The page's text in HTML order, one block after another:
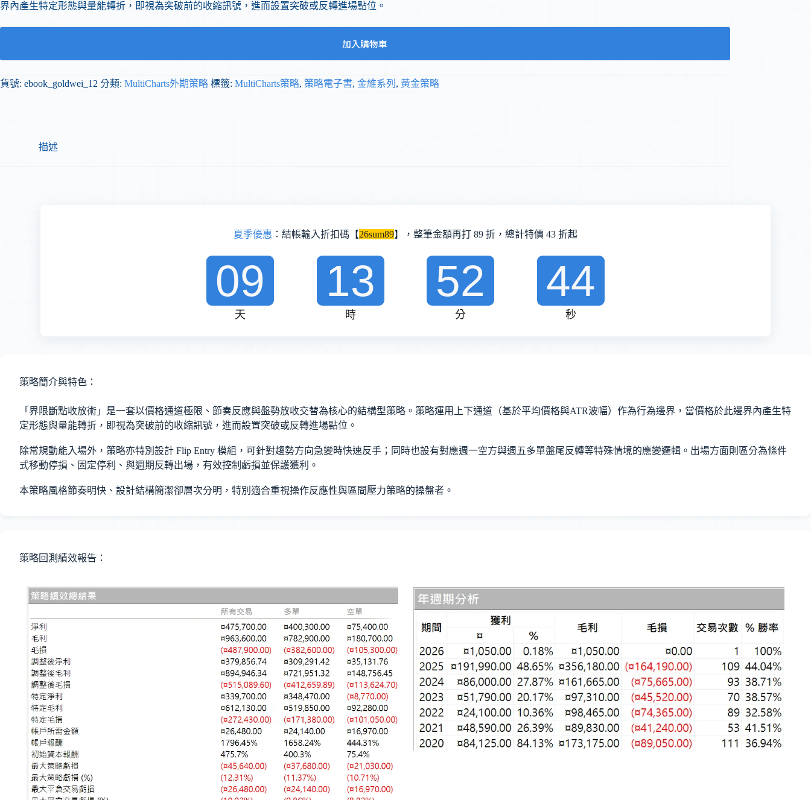
界內產生特定形態與量能轉折，即視為突破前的收縮訊號，進而設置突破或反轉進場點位。
加入購物車
貨號: ebook_goldwei_12 分類: MultiCharts外期策略 標籤: MultiCharts策略, 策略電子書, 金維系列 , 黃金策略
描述
夏季優惠 ：結帳輸入折扣碼【26sum89】，整筆金額再打 89 折，總計特價 43 折起
09
天
13
時
52
分
42
秒
策略簡介與特色：
「界限斷點收放術」是一套以價格通道極限、節奏反應與盤勢放收交替為核心的結構型策略。策略運用上下通道（基於平均價格與ATR波幅）作為行為邊界，當價格於此邊界內產生特
定形態與量能轉折，即視為突破前的收縮訊號，進而設置突破或反轉進場點位。
除常規動能入場外，策略亦特別設計 Flip Entry 模組，可針對趨勢方向急變時快速反手；同時也設有對應週一空方與週五多單盤尾反轉等特殊情境的應變邏輯。出場方面則區分為條件
式移動停損、固定停利、與週期反轉出場，有效控制虧損並保護獲利。
本策略風格節奏明快、設計結構簡潔卻層次分明，特別適合重視操作反應性與區間壓力策略的操盤者。
策略回測績效報告：